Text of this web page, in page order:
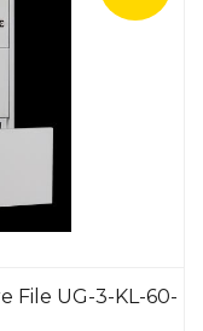
File UG-3-KL-60-